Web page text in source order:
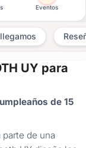
Eventos
UY para
de 15
parte de una